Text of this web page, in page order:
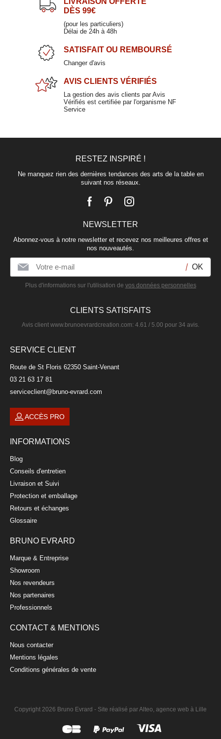
Paire-tasse à café en grès ficelle 10cl
Paire-tasse à café en grès ficelle 19cl
DÈS 99€
(pour les particuliers)
Délai de 24h à 48h
SATISFAIT OU REMBOURSÉ
Changer d'avis
AVIS CLIENTS VÉRIFIÉS
La gestion des avis clients par Avis
Vérifiés est certifiée par l'organisme NF
Service
RESTEZ INSPIRÉ !
Ne manquez rien des dernières tendances des arts de la table en
suivant nos réseaux.
NEWSLETTER
Abonnez-vous à notre newsletter et recevez nos meilleures offres et
nos nouveautés.
Plus d'informations sur l'utilisation de vos données personnelles
CLIENTS SATISFAITS
Avis client www.brunoevrardcreation.com: 4.61 / 5.00 pour 34 avis.
SERVICE CLIENT
Route de St Floris 62350 Saint-Venant
03 21 63 17 81
serviceclient@bruno-evrard.com
ACCÈS PRO
INFORMATIONS
Blog
Conseils d'entretien
Livraison et Suivi
Protection et emballage
Retours et échanges
Glossaire
BRUNO EVRARD
Marque & Entreprise
Showroom
Nos revendeurs
Nos partenaires
Professionnels
CONTACT & MENTIONS
Nous contacter
Mentions légales
Conditions générales de vente
Copyright 2026 Bruno Evrard - Site réalisé par Alteo, agence web à Lille